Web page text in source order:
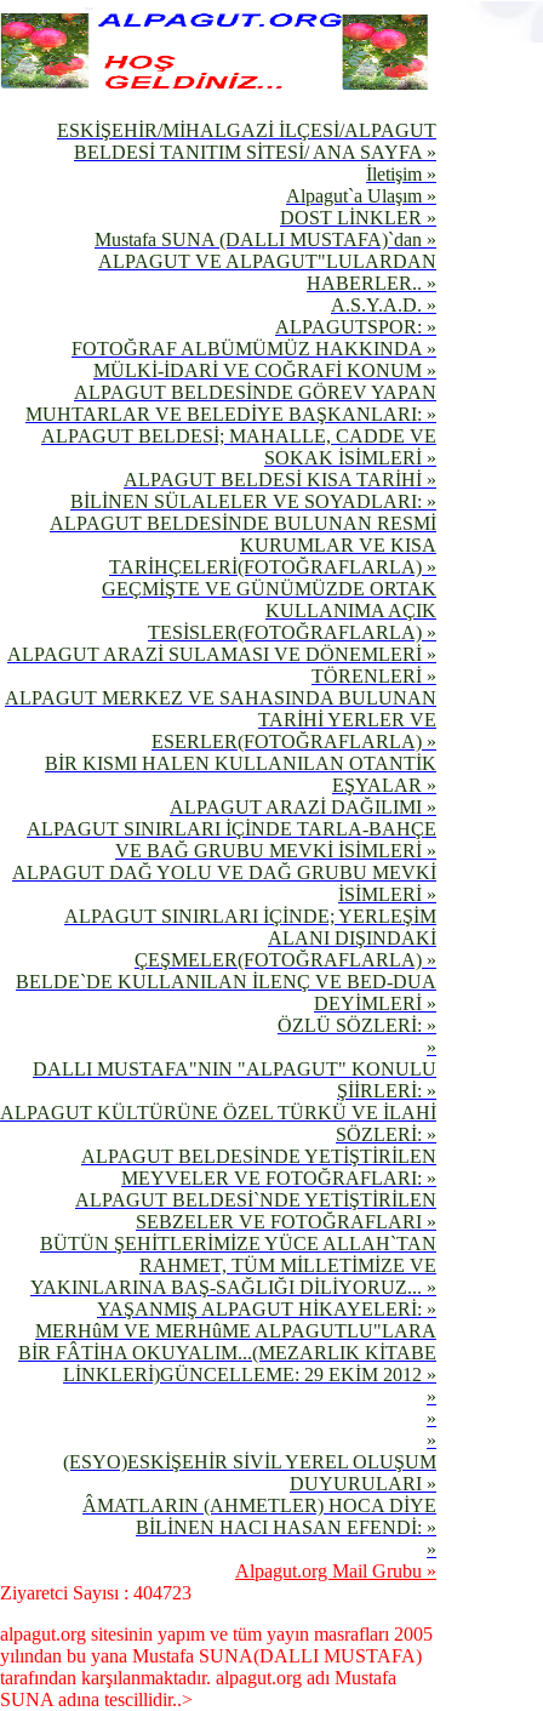
ESKİŞEHİR/MİHALGAZİ İLÇESİ/ALPAGUT
BELDESİ TANITIM SİTESİ/ ANA SAYFA »
İletişim »
Alpagut`a Ulaşım »
DOST LİNKLER »
Mustafa SUNA (DALLI MUSTAFA)`dan »
ALPAGUT VE ALPAGUT"LULARDAN
HABERLER.. »
A.S.Y.A.D. »
ALPAGUTSPOR: »
FOTOĞRAF ALBÜMÜMÜZ HAKKINDA »
MÜLKİ-İDARİ VE COĞRAFİ KONUM »
ALPAGUT BELDESİNDE GÖREV YAPAN
MUHTARLAR VE BELEDİYE BAŞKANLARI: »
ALPAGUT BELDESİ; MAHALLE, CADDE VE
SOKAK İSİMLERİ »
ALPAGUT BELDESİ KISA TARİHİ »
BİLİNEN SÜLALELER VE SOYADLARI: »
ALPAGUT BELDESİNDE BULUNAN RESMİ
KURUMLAR VE KISA
TARİHÇELERİ(FOTOĞRAFLARLA) »
GEÇMİŞTE VE GÜNÜMÜZDE ORTAK
KULLANIMA AÇIK
TESİSLER(FOTOĞRAFLARLA) »
ALPAGUT ARAZİ SULAMASI VE DÖNEMLERİ »
TÖRENLERİ »
ALPAGUT MERKEZ VE SAHASINDA BULUNAN
TARİHİ YERLER VE
ESERLER(FOTOĞRAFLARLA) »
BİR KISMI HALEN KULLANILAN OTANTİK
EŞYALAR »
ALPAGUT ARAZİ DAĞILIMI »
ALPAGUT SINIRLARI İÇİNDE TARLA-BAHÇE
VE BAĞ GRUBU MEVKİ İSİMLERİ »
ALPAGUT DAĞ YOLU VE DAĞ GRUBU MEVKİ
İSİMLERİ »
ALPAGUT SINIRLARI İÇİNDE; YERLEŞİM
ALANI DIŞINDAKİ
ÇEŞMELER(FOTOĞRAFLARLA) »
BELDE`DE KULLANILAN İLENÇ VE BED-DUA
DEYİMLERİ »
ÖZLÜ SÖZLERİ: »
»
DALLI MUSTAFA"NIN "ALPAGUT" KONULU
ŞİİRLERİ: »
ALPAGUT KÜLTÜRÜNE ÖZEL TÜRKÜ VE İLAHİ
SÖZLERİ: »
ALPAGUT BELDESİNDE YETİŞTİRİLEN
MEYVELER VE FOTOĞRAFLARI: »
ALPAGUT BELDESİ`NDE YETİŞTİRİLEN
SEBZELER VE FOTOĞRAFLARI »
BÜTÜN ŞEHİTLERİMİZE YÜCE ALLAH`TAN
RAHMET, TÜM MİLLETİMİZE VE
YAKINLARINA BAŞ-SAĞLIĞI DİLİYORUZ... »
YAŞANMIŞ ALPAGUT HİKAYELERİ: »
MERHûM VE MERHûME ALPAGUTLU"LARA
BİR FÂTİHA OKUYALIM...(MEZARLIK KİTABE
LİNKLERİ)GÜNCELLEME: 29 EKİM 2012 »
»
»
»
(ESYO)ESKİŞEHİR SİVİL YEREL OLUŞUM
DUYURULARI »
ÂMATLARIN (AHMETLER) HOCA DİYE
BİLİNEN HACI HASAN EFENDİ: »
»
Alpagut.org Mail Grubu »
Ziyaretci Sayısı : 404723
alpagut.org sitesinin yapım ve tüm yayın masrafları 2005
yılından bu yana Mustafa SUNA(DALLI MUSTAFA)
tarafından karşılanmaktadır. alpagut.org adı Mustafa
SUNA adına tescillidir..>